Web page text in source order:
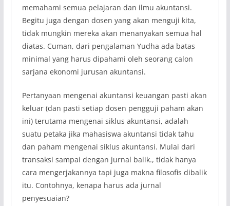
memahami semua pelajaran dan ilmu akuntansi.
Begitu juga dengan dosen yang akan menguji kita,
tidak mungkin mereka akan menanyakan semua hal
diatas. Cuman, dari pengalaman Yudha ada batas
minimal yang harus dipahami oleh seorang calon
sarjana ekonomi jurusan akuntansi.
Pertanyaan mengenai akuntansi keuangan pasti akan
keluar (dan pasti setiap dosen pengguji paham akan
ini) terutama mengenai siklus akuntansi, adalah
suatu petaka jika mahasiswa akuntansi tidak tahu
dan paham mengenai siklus akuntansi. Mulai dari
transaksi sampai dengan jurnal balik., tidak hanya
cara mengerjakannya tapi juga makna filosofis dibalik
itu. Contohnya, kenapa harus ada jurnal
penyesuaian?